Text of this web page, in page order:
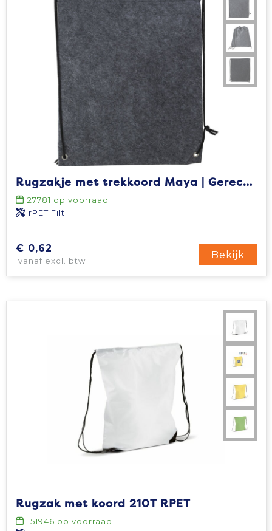
Rugzakje met trekkoord Maya | Gerecycled | Vilt | 3 l
27781 op voorraad
rPET Filt
€ 0,62
vanaf excl. btw
Bekijk
Rugzak met koord 210T RPET
151946 op voorraad